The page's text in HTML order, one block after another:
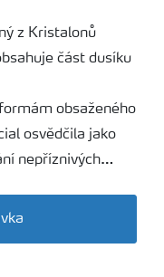
z Kristalonů
část dusíku
obsaženého
osvědčila jako
nepříznivých